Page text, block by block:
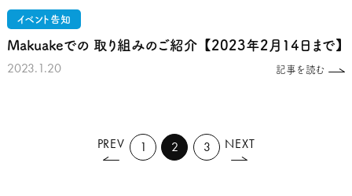
イベント告知
Makuakeでの 取り組みのご紹介 【2023年2月14日まで】
2023.1.20 記事を読む
PREV 1 2 3 NEXT